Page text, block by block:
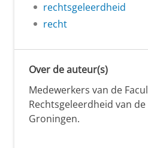
rechtsgeleerdheid
recht
Over de auteur(s)
Medewerkers van de
Rechtsgeleerdheid van
Groningen.